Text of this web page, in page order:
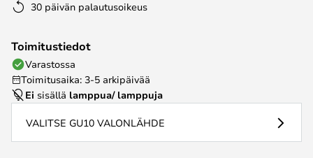
30 päivän palautusoikeus
Toimitustiedot
Varastossa
Toimitusaika: 3-5 arkipäivää
Ei sisällä lamppua/ lamppuja
VALITSE GU10 VALONLÄHDE